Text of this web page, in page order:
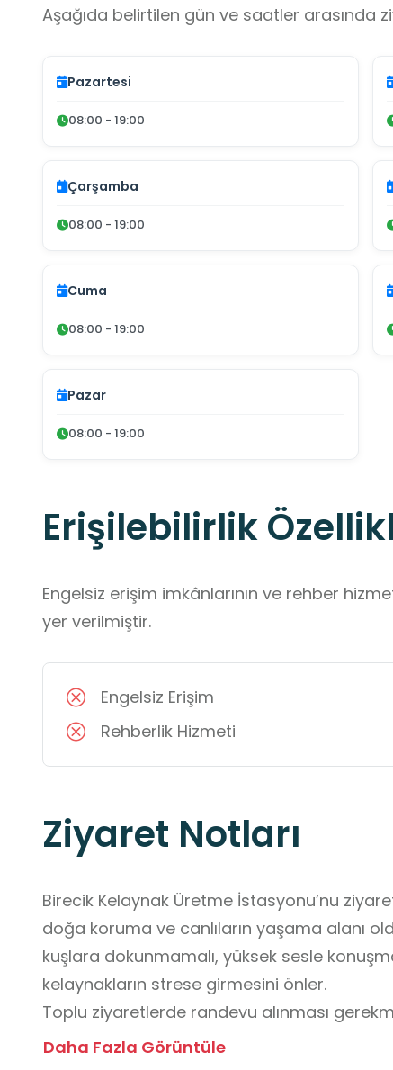
Aşağıda belirtilen gün ve saatler arasında
Pazartesi
08:00 - 19:00
Çarşamba
08:00 - 19:00
Cuma
08:00 - 19:00
Pazar
08:00 - 19:00
Erişilebilirlik
Engelsiz erişim imkânlarının ve rehber
yer verilmiştir.
Engelsiz Erişim
Rehberlik Hizmeti
Ziyaret Notları
Birecik Kelaynak Üretme İstasyonu’nu
doğa koruma ve canlıların yaşama alanı
kuşlara dokunmamalı, yüksek sesle
kelaynakların strese girmesini önler.
Toplu ziyaretlerde randevu alınması
yönlendirmelerine uymak, belirlenen
Daha Fazla Görüntüle